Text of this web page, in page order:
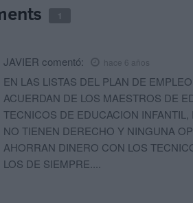
1
JAVIER comentó: hace 6 años
EN LAS LISTAS DEL PLAN DE
ACUERDAN DE LOS MAESTROS DE
TECNICOS DE EDUCACION
NO TIENEN DERECHO Y NINGUNA
AHORRAN DINERO CON LOS
LOS DE SIEMPRE....